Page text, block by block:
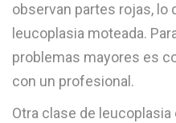
observan partes rojas, lo
leucoplasia moteada.
problemas mayores es
con un profesional.
Otra clase de